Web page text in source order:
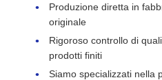
Produzione diretta in
originale
Rigoroso controllo di
prodotti finiti
Siamo specializzati nella